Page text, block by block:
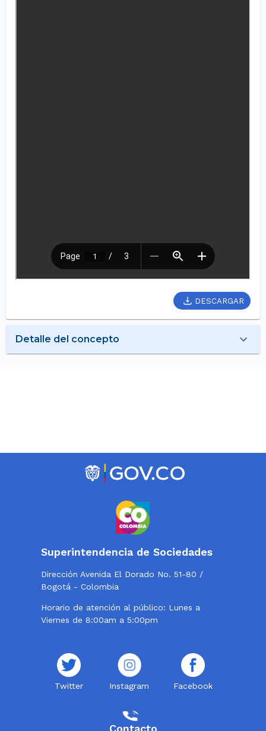
DESCARGAR
Detalle del concepto
Superintendencia de Sociedades
Dirección Avenida El Dorado No. 51-80 /
Bogotá - Colombia
Horario de atención al público: Lunes a
Viernes de 8:00am a 5:00pm
Twitter Instagram Facebook